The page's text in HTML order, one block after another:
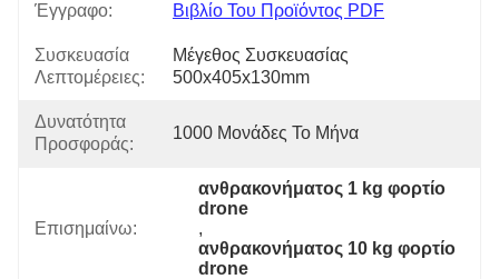
Έγγραφο: Βιβλίο Του Προϊόντος PDF
Συσκευασία
Λεπτομέρειες:
Μέγεθος Συσκευασίας
500x405x130mm
Δυνατότητα
Προσφοράς:
1000 Μονάδες Το Μήνα
Επισημαίνω:
ανθρακονήματος 1 kg φορτίο
drone
,
ανθρακονήματος 10 kg φορτίο
drone